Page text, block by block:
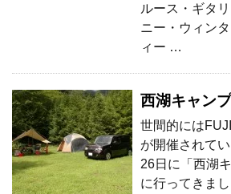
ルース・ギタ
ニー・ウィン
ィー …
西湖キャン
世間的には
が開催されて
26日に「西湖
に行ってきま